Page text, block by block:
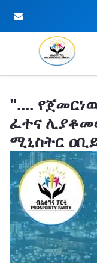
"....
ፈተና
ሚኒስትር